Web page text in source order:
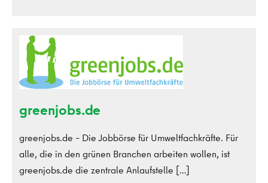
greenjobs.de
greenjobs.de
greenjobs.de – Die Jobbörse für Umweltfachkräfte. Für
alle, die in den grünen Branchen arbeiten wollen, ist
greenjobs.de die zentrale Anlaufstelle […]